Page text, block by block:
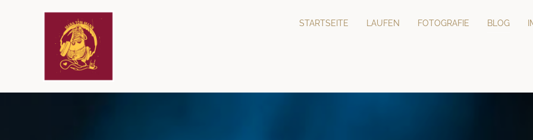
STARTSEITE LAUFEN FOTOGRAFIE BLOG